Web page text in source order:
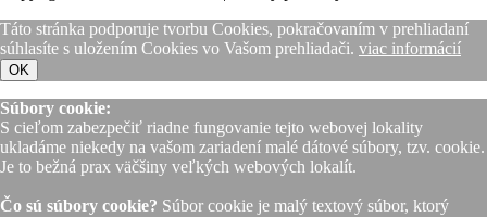
Táto stránka podporuje tvorbu Cookies, pokračovaním v prehliadaní
súhlasíte s uložením Cookies vo Vašom prehliadači. viac informácií
OK
Súbory cookie:
S cieľom zabezpečiť riadne fungovanie tejto webovej lokality
ukladáme niekedy na vašom zariadení malé dátové súbory, tzv. cookie.
Je to bežná prax väčšiny veľkých webových lokalít.
Čo sú súbory cookie? Súbor cookie je malý textový súbor, ktorý